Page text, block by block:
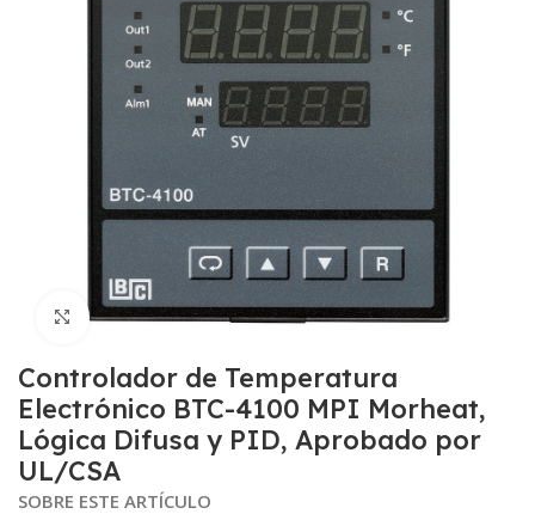
Click to enlarge
Controlador de Temperatura
Electrónico BTC-4100 MPI Morheat,
Lógica Difusa y PID, Aprobado por
UL/CSA
SOBRE ESTE ARTÍCULO